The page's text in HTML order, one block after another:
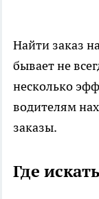
Найти заказ
бывает не
несколько
водителям
заказы.
Где